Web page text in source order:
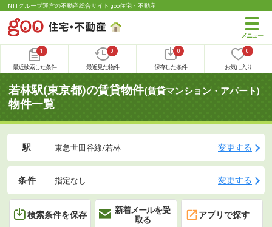
NTTグループ運営の不動産総合サイト goo住宅・不動産
1
最近検索した条件
0
最近見た物件
0
保存した条件
0
お気に入り
若林駅(東京都)の賃貸物件(賃貸マンション・アパート)
物件一覧
駅 東急世田谷線/若林 変更する
条件 指定なし 変更する
検索条件を保存
新着メールを受
取る
アプリで探す